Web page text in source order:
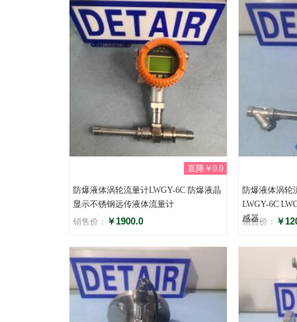
(0)
直降￥0.0
防爆液体涡轮流量计LWGY-6C 防爆液晶
显示不锈钢远传液体流量计
销售价： ￥1900.0
评分
(0)
防爆液体涡轮
LWGY-6C
感器
销售价： ￥
评分